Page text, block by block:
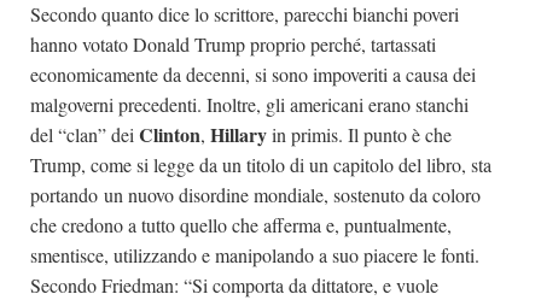
Secondo quanto dice lo scrittore, parecchi bianchi poveri
hanno votato Donald Trump proprio perché, tartassati
economicamente da decenni, si sono impoveriti a causa dei
malgoverni precedenti. Inoltre, gli americani erano stanchi
del “clan” deiClinton, Hillaryin primis. Il punto è che
Trump, come si legge da un titolo di un capitolo del libro, sta
portando un nuovo disordine mondiale, sostenuto da coloro
che credono a tutto quello che afferma e, puntualmente,
smentisce, utilizzando e manipolando a suo piacere le fonti.
Secondo Friedman: “Si comporta da dittatore, e vuole